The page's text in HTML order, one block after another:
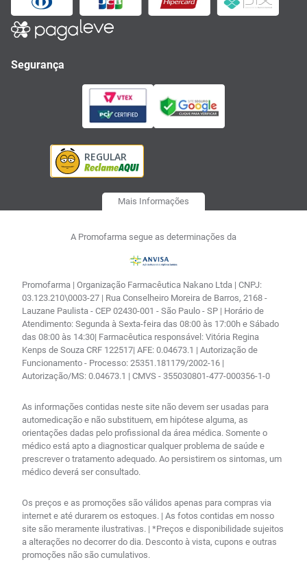
Segurança
Mais Informações
A Promofarma segue as determinações da
Promofarma | Organização Farmacêutica Nakano Ltda | CNPJ:
03.123.210\0003-27 | Rua Conselheiro Moreira de Barros, 2168 -
Lauzane Paulista - CEP 02430-001 - São Paulo - SP | Horário de
Atendimento: Segunda à Sexta-feira das 08:00 às 17:00h e Sábado
das 08:00 às 14:30| Farmacêutica responsável: Vitória Regina
Kenps de Souza CRF 122517| AFE: 0.04673.1 | Autorização de
Funcionamento - Processo: 25351.181179/2002-16 |
Autorização/MS: 0.04673.1 | CMVS - 355030801-477-000356-1-0
As informações contidas neste site não devem ser usadas para
automedicação e não substituem, em hipótese alguma, as
orientações dadas pelo profissional da área médica. Somente o
médico está apto a diagnosticar qualquer problema de saúde e
prescrever o tratamento adequado. Ao persistirem os sintomas, um
médico deverá ser consultado.
Os preços e as promoções são válidos apenas para compras via
internet e até durarem os estoques. | As fotos contidas em nosso
site são meramente ilustrativas. | *Preços e disponibilidade sujeitos
a alterações no decorrer do dia. Desconto à vista, cupons e outras
promoções não são cumulativos.